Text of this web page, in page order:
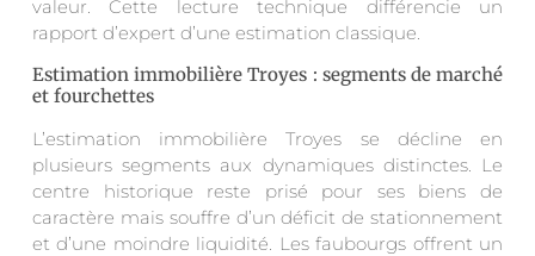
valeur. Cette lecture technique différencie un
rapport d’expert d’une estimation classique.
Estimation immobilière Troyes : segments de marché
et fourchettes
L’estimation immobilière Troyes se décline en
plusieurs segments aux dynamiques distinctes. Le
centre historique reste prisé pour ses biens de
caractère mais souffre d’un déficit de stationnement
et d’une moindre liquidité. Les faubourgs offrent un